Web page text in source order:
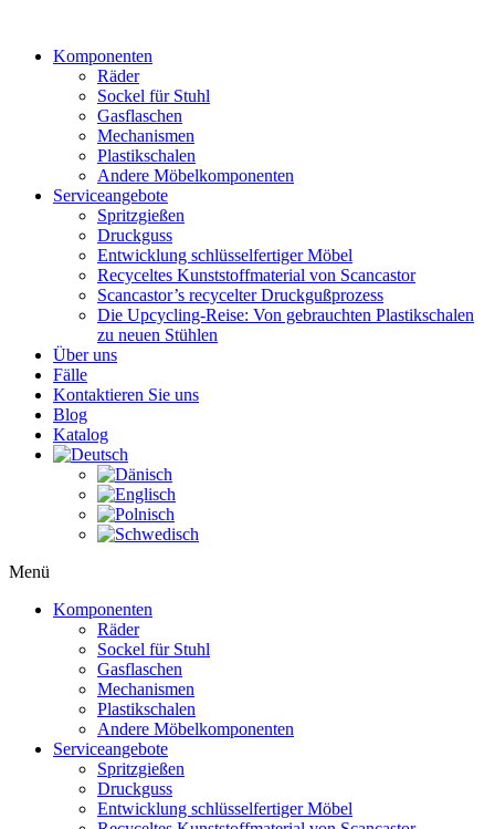
wechselnKomponenten
Räder
Sockel für Stuhl
Gasflaschen
Mechanismen
Plastikschalen
Andere Möbelkomponenten
Serviceangebote
Spritzgießen
Druckguss
Entwicklung schlüsselfertiger Möbel
Recyceltes Kunststoffmaterial von Scancastor
Scancastor’s recycelter Druckgußprozess
Die Upcycling-Reise: Von gebrauchten Plastikschalen
zu neuen Stühlen
Über uns
Fälle
Kontaktieren Sie uns
Blog
Katalog
Menü
Komponenten
Räder
Sockel für Stuhl
Gasflaschen
Mechanismen
Plastikschalen
Andere Möbelkomponenten
Serviceangebote
Spritzgießen
Druckguss
Entwicklung schlüsselfertiger Möbel